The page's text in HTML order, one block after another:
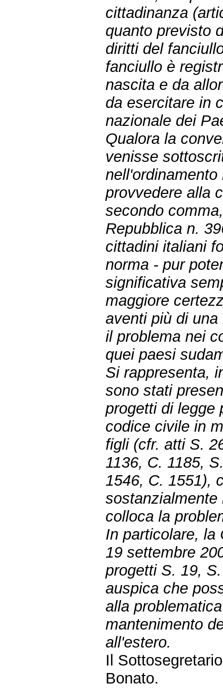
cittadinanza
quanto previsto
diritti del
fanciullo è
nascita e da
da esercitare in
nazionale dei
Qualora la
venisse
provvedere alla
secondo
Repubblica n.
cittadini italiani
norma - pur
significativa
maggiore
aventi più di
il problema nei
quei paesi
Si rappresenta,
sono stati
progetti di legge
codice civile in
figli (cfr. atti S.
1136, C. 1185,
1546, C. 1551),
colloca la
In particolare, la
19 settembre
progetti S. 19,
auspica che
alla
mantenimento
all'estero.
Il
Bonato.